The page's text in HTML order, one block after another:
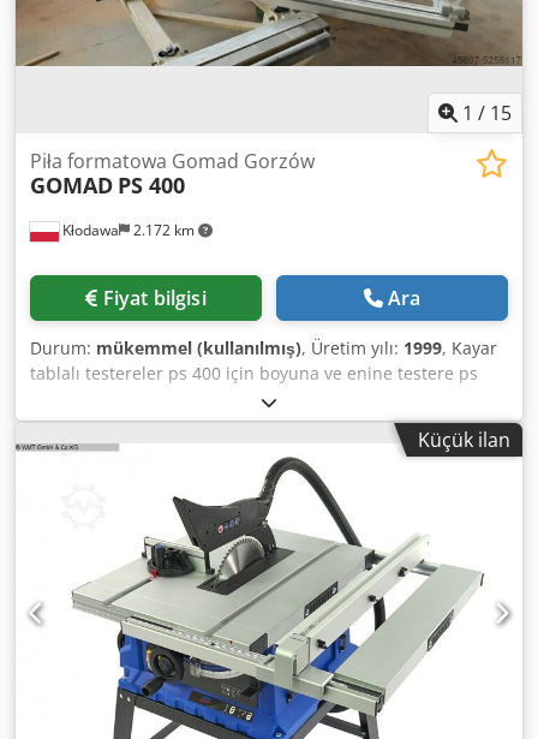
1 / 15
Kłodawa 2.172 km
Piła formatowa Gomad Gorzów
GOMAD PS 400
Fiyat bilgisi Ara
Durum: mükemmel (kullanılmış), Üretim yılı: 1999, Kayar
tablalı testereler ps 400 için boyuna ve enine testere ps
400 için boyuna ve enine testere İkinci el 1999 Marka: ps
400 için boyuna ve enine testere Model: ps 400 için boyuna
ve enine testere Açıklama: ps 400 için boyuna ve enine
testere GOMAD üreticisi Makinenin modeli / tipi ps 400
Üretim yılı 1999 Makine kategorisi Boyuna ve enine testere
Ana siper, yukarı / aşağı ayarlanabilir ve siper için bir açılı
siper, arabada sepetli kesme uzunluğu ile 1500 mm
kılavuzda 1000 mm kesme genişliği Üst 1020 x 1120 mm
uzatmalı uzatmalı 6 kW boyutları, puanlama bıçağının
maksimum çapı 120 mm puanlama mili çapı 22 mm 0,75
kW puanlama motoru 3 tip dönüş hızı 2800/4000/5000 rpm
ekstraksiyon fren çapı port 120 mm boyutlar (uzunluk /
genişlik / yükseklik) 250 x 120 x 120 cm ağırlık 935 kg
Credpfx Asgap Szel Ref
Küçük ilan